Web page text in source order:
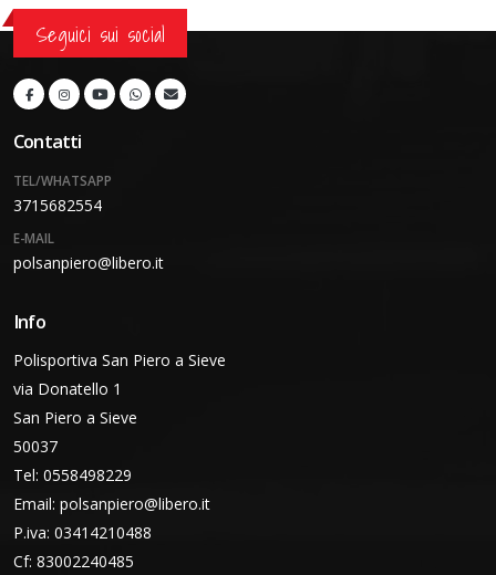
Seguici sui social
Contatti
TEL/WHATSAPP
3715682554
E-MAIL
polsanpiero@libero.it
Info
Polisportiva San Piero a Sieve
via Donatello 1
San Piero a Sieve
50037
Tel: 0558498229
Email: polsanpiero@libero.it
P.iva: 03414210488
Cf: 83002240485